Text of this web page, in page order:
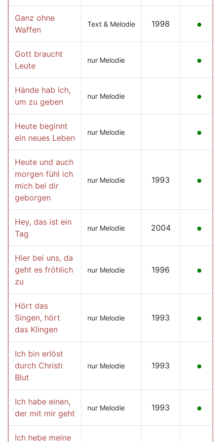
Ganz ohne
Waffen
Text & Melodie 1998
Gott braucht
Leute
nur Melodie
Hände hab ich,
um zu geben
nur Melodie
Heute beginnt
ein neues Leben
nur Melodie
Heute und auch
morgen fühl ich
mich bei dir
geborgen
nur Melodie 1993
Hey, das ist ein
Tag
nur Melodie 2004
Hier bei uns, da
geht es fröhlich
zu
nur Melodie 1996
Hört das
Singen, hört
das Klingen
nur Melodie 1993
Ich bin erlöst
durch Christi
Blut
nur Melodie 1993
Ich habe einen,
der mit mir geht
nur Melodie 1993
Ich hebe meine